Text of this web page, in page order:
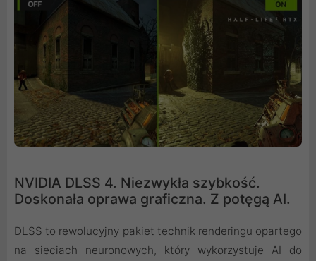
NVIDIA DLSS 4. Niezwykła szybkość.
Doskonała oprawa graficzna. Z potęgą AI.
DLSS to rewolucyjny pakiet technik renderingu opartego
na sieciach neuronowych, który wykorzystuje AI do